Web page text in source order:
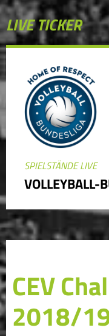
LIVE TICKER
SPIELSTÄNDE LIVE
VOLLEYBALL-
CEV
2018/